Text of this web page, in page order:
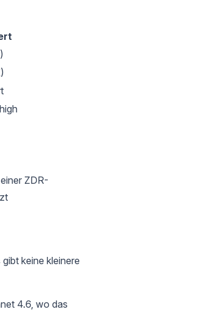
ZDR-
keine kleinere
4.6, wo das